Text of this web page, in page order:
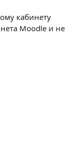
кабинету
Moodle и не